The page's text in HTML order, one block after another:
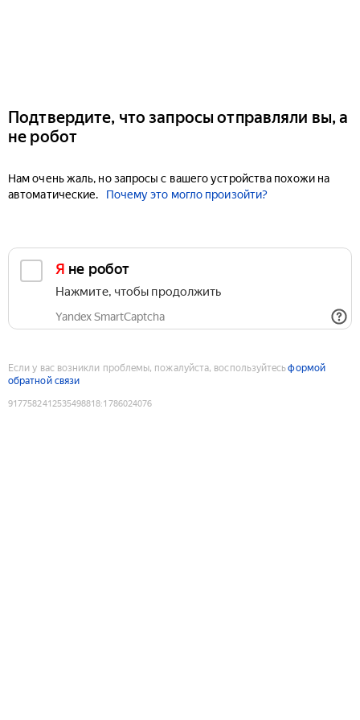
Подтвердите, что запросы отправляли вы, а
не робот
Нам очень жаль, но запросы с вашего устройства похожи на
автоматические.
Почему это могло произойти?
Я не робот
Нажмите, чтобы продолжить
Yandex SmartCaptcha
Если у вас возникли проблемы, пожалуйста, воспользуйтесьформой
обратной связи
9177582412535498818:1786024076